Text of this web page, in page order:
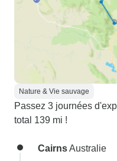
Nature & Vie sauvage
Passez 3 journées
total 139 mi !
CairnsAustralie